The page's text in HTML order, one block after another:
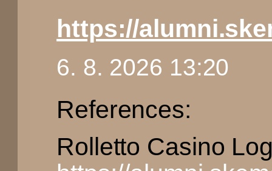
https://
6. 8. 2026 13:20
References:
Rolletto Casino